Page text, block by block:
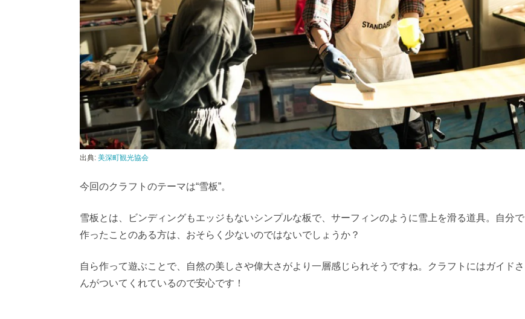
出典: 美深町観光協会
今回のクラフトのテーマは“雪板”。
雪板とは、ビンディングもエッジもないシンプルな板で、サーフィンのように雪上を滑る道具。自分で
作ったことのある方は、おそらく少ないのではないでしょうか？
自ら作って遊ぶことで、自然の美しさや偉大さがより一層感じられそうですね。クラフトにはガイドさ
んがついてくれているので安心です！